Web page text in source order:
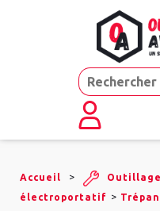
Accueil > Outillage
électroportatif >